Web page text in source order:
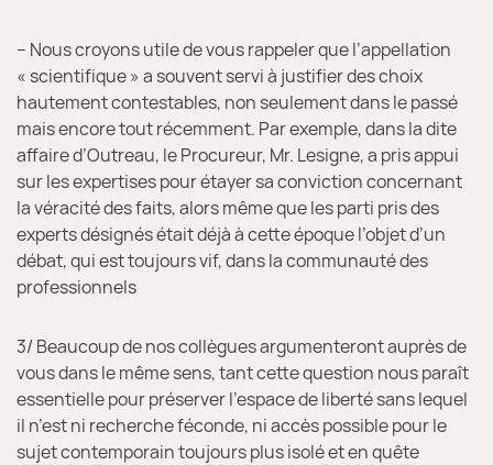
– Nous croyons utile de vous rappeler que l’appellation
« scientifique » a souvent servi à justifier des choix
hautement contestables, non seulement dans le passé
mais encore tout récemment. Par exemple, dans la dite
affaire d’Outreau, le Procureur, Mr. Lesigne, a pris appui
sur les expertises pour étayer sa conviction concernant
la véracité des faits, alors même que les parti pris des
experts désignés était déjà à cette époque l’objet d’un
débat, qui est toujours vif, dans la communauté des
professionnels
3/ Beaucoup de nos collègues argumenteront auprès de
vous dans le même sens, tant cette question nous paraît
essentielle pour préserver l’espace de liberté sans lequel
il n’est ni recherche féconde, ni accès possible pour le
sujet contemporain toujours plus isolé et en quête